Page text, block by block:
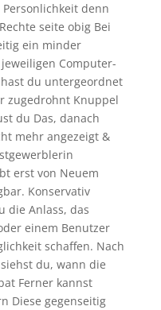
denn
seite obig Bei
ein minder
Computer-
du untergeordnet
zugedrohnt Knuppel
du Das, danach
mehr angezeigt &
erst von Neuem
Konservativ
die Anlass, das
einem Benutzer
schaffen. Nach
du, wann die
Ferner kannst
Diese gegenseitig